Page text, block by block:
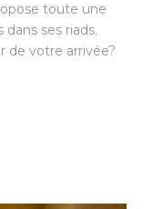
toute une
ses riads.
de votre arrivée?